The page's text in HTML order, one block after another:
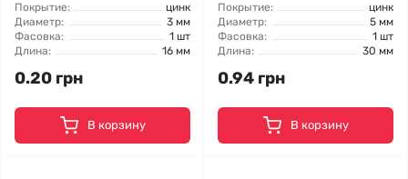
Покрытие:
цинк
Диаметр:
3 мм
Фасовка:
1 шт
Длина:
16 мм
0.20 грн
В корзину
Покрытие:
цинк
Диаметр:
5 мм
Фасовка:
1 шт
Длина:
30 мм
0.94 грн
В корзину